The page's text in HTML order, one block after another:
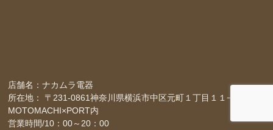
店舗名：ナカムラ電器
所在地： 〒231-0861神奈川県横浜市中区元町１丁目１１−１-４F
MOTOMACHI×PORT内
営業時間/10：00～20：00